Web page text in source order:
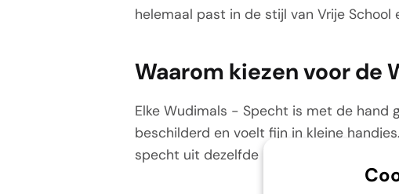
helemaal past in de stijl van Vrije School
Waarom kiezen voor de
Elke Wudimals - Specht is met de hand
beschilderd en voelt fijn in kleine
specht uit dezelfde bosrijke